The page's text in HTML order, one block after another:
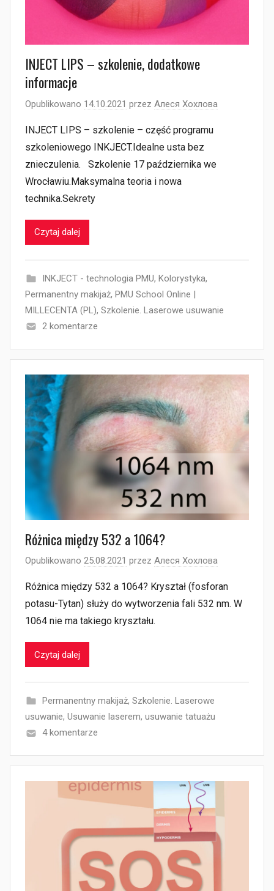
INJECT LIPS – szkolenie, dodatkowe
informacje
Opublikowano 14.10.2021 przez Алеся Хохлова
INJECT LIPS – szkolenie – część programu
szkoleniowego INKJECT.Idealne usta bez
znieczulenia.⠀Szkolenie 17 października we
Wrocławiu.Maksymalna teoria i nowa
technika.Sekrety
Czytaj dalej
INKJECT - technologia PMU, Kolorystyka,
Permanentny makijaż, PMU School Online |
MILLECENTA (PL), Szkolenie. Laserowe usuwanie
2 komentarze
Różnica między 532 a 1064?
Opublikowano 25.08.2021 przez Алеся Хохлова
Różnica między 532 a 1064? Kryształ (fosforan
potasu-Tytan) służy do wytworzenia fali 532 nm. W
1064 nie ma takiego kryształu.
Czytaj dalej
Permanentny makijaż, Szkolenie. Laserowe
usuwanie, Usuwanie laserem, usuwanie tatuażu
4 komentarze